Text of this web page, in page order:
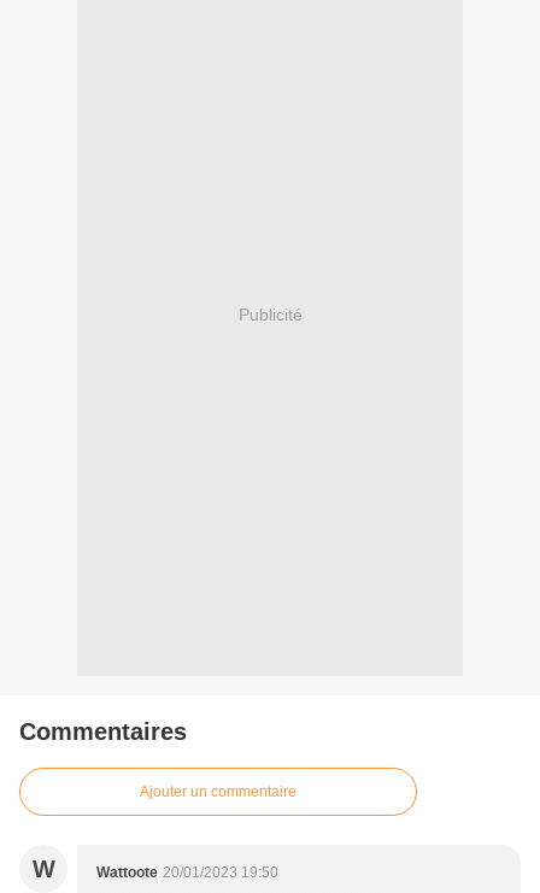
Publicité
Commentaires
Ajouter un commentaire
W Wattoote 20/01/2023 19:50